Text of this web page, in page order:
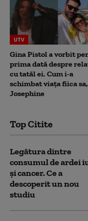
UTV
Gina Pistol a vorbit
prima dată despre
cu tatăl ei. Cum i-a
schimbat viața fiica sa,
Josephine
Top Citite
Legătura dintre
consumul de ardei
și cancer. Ce a
descoperit un nou
studiu